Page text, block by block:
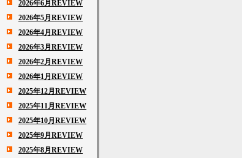
2026年6月REVIEW
2026年5月REVIEW
2026年4月REVIEW
2026年3月REVIEW
2026年2月REVIEW
2026年1月REVIEW
2025年12月REVIEW
2025年11月REVIEW
2025年10月REVIEW
2025年9月REVIEW
2025年8月REVIEW